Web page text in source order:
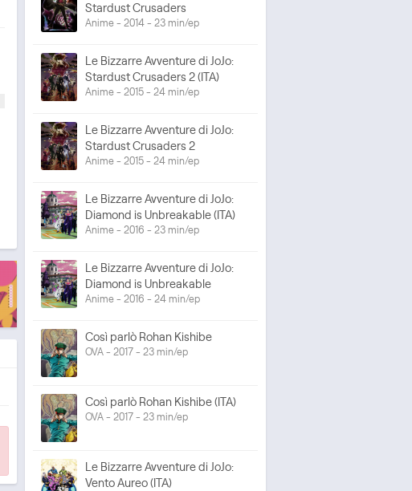
Stardust Crusaders
Anime - 2014 - 23 min/ep
Le Bizzarre Avventure di JoJo:
Stardust Crusaders 2 (ITA)
Anime - 2015 - 24 min/ep
Le Bizzarre Avventure di JoJo:
Stardust Crusaders 2
Anime - 2015 - 24 min/ep
Le Bizzarre Avventure di JoJo:
Diamond is Unbreakable (ITA)
Anime - 2016 - 23 min/ep
Le Bizzarre Avventure di JoJo:
Diamond is Unbreakable
Anime - 2016 - 24 min/ep
Così parlò Rohan Kishibe
OVA - 2017 - 23 min/ep
Così parlò Rohan Kishibe (ITA)
OVA - 2017 - 23 min/ep
Le Bizzarre Avventure di JoJo:
Vento Aureo (ITA)